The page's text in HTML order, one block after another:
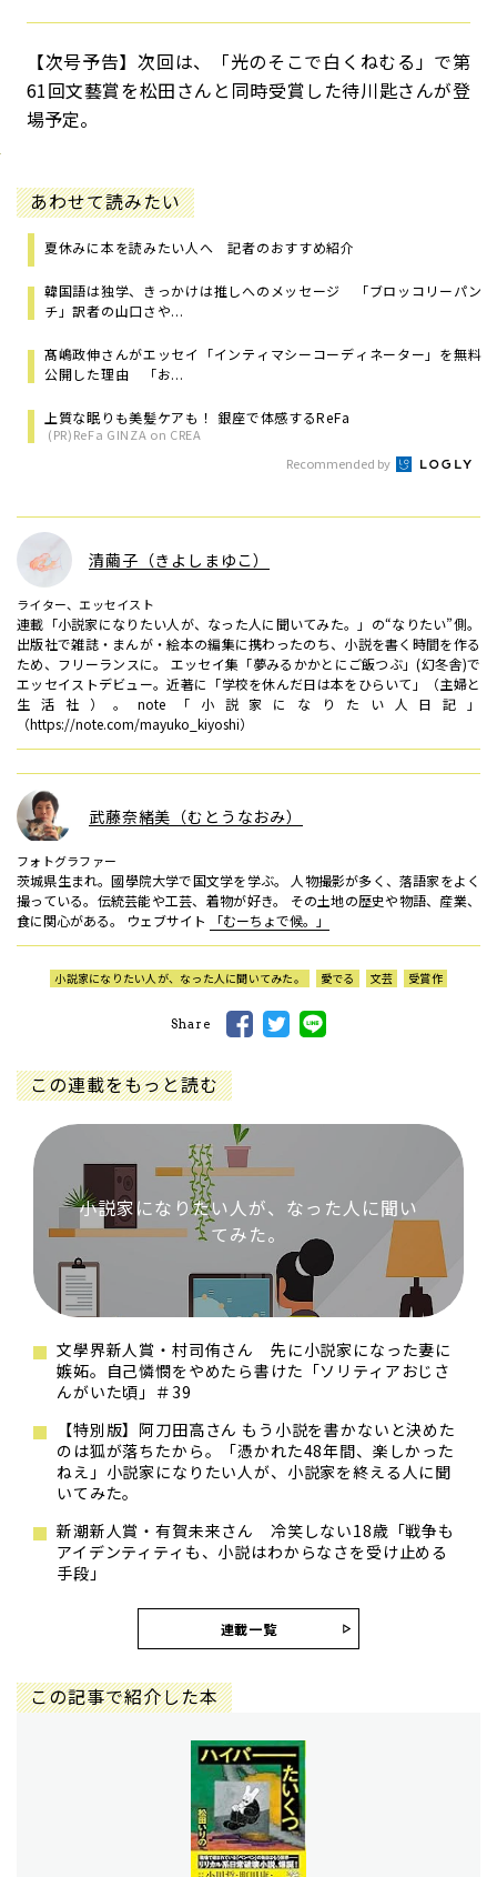
【次号予告】次回は、「光のそこで白くねむる」で第
61回文藝賞を松田さんと同時受賞した待川匙さんが登
場予定。
あわせて読みたい
夏休みに本を読みたい人へ 記者のおすすめ紹介
韓国語は独学、きっかけは推しへのメッセージ 「ブロッコリーパン
チ」訳者の山口さや...
髙嶋政伸さんがエッセイ「インティマシーコーディネーター」を無料
公開した理由 「お...
上質な眠りも美髪ケアも！ 銀座で体感するReFa
(PR)ReFa GINZA on CREA
Recommended by
清繭子（きよしまゆこ）
ライター、エッセイスト
連載「小説家になりたい人が、なった人に聞いてみた。」の“なりたい”側。
出版社で雑誌・まんが・絵本の編集に携わったのち、小説を書く時間を作る
ため、フリーランスに。 エッセイ集「夢みるかかとにご飯つぶ」(幻冬舎)で
エッセイストデビュー。近著に「学校を休んだ日は本をひらいて」（主婦と
生活社）。note「小説家になりたい人日記」
（https://note.com/mayuko_kiyoshi）
武藤奈緒美（むとうなおみ）
フォトグラファー
茨城県生まれ。國學院大学で国文学を学ぶ。 人物撮影が多く、落語家をよく
撮っている。伝統芸能や工芸、着物が好き。 その土地の歴史や物語、産業、
食に関心がある。 ウェブサイト
「むーちょで候。」
小説家になりたい人が、なった人に聞いてみた。 愛でる 文芸 受賞作
Share
この連載をもっと読む
小説家になりたい人が、なった人に聞い
てみた。
文學界新人賞・村司侑さん 先に小説家になった妻に
嫉妬。自己憐憫をやめたら書けた「ソリティアおじさ
んがいた頃」＃39
【特別版】阿刀田高さん もう小説を書かないと決めた
のは狐が落ちたから。「憑かれた48年間、楽しかった
ねえ」小説家になりたい人が、小説家を終える人に聞
いてみた。
新潮新人賞・有賀未来さん 冷笑しない18歳「戦争も
アイデンティティも、小説はわからなさを受け止める
手段」
連載一覧
この記事で紹介した本